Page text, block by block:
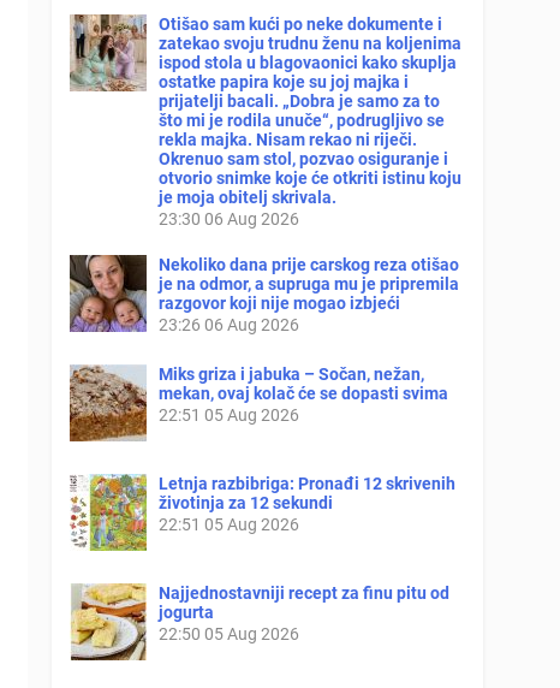
Otišao sam kući po neke dokumente i
zatekao svoju trudnu ženu na koljenima
ispod stola u blagovaonici kako skuplja
ostatke papira koje su joj majka i
prijatelji bacali. „Dobra je samo za to
što mi je rodila unuče“, podrugljivo se
rekla majka. Nisam rekao ni riječi.
Okrenuo sam stol, pozvao osiguranje i
otvorio snimke koje će otkriti istinu koju
je moja obitelj skrivala.
23:30 06 Aug 2026
Nekoliko dana prije carskog reza otišao
je na odmor, a supruga mu je pripremila
razgovor koji nije mogao izbjeći
23:26 06 Aug 2026
Miks griza i jabuka – Sočan, nežan,
mekan, ovaj kolač će se dopasti svima
22:51 05 Aug 2026
Letnja razbibriga: Pronađi 12 skrivenih
životinja za 12 sekundi
22:51 05 Aug 2026
Najjednostavniji recept za finu pitu od
jogurta
22:50 05 Aug 2026